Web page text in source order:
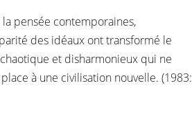
la pensée contemporaines,
des idéaux ont transformé le
et disharmonieux qui ne
à une civilisation nouvelle. (1983: